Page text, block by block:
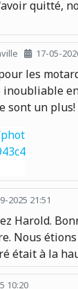
quitté,
17-05-
les
sont un
2025 21:51
Harold.
Nous
était à la
10:20